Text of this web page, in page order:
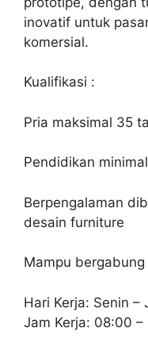
inovatif untuk
komersial.
Kualifikasi :
Pria maksimal 35
Pendidikan
Berpengalaman
desain furniture
Mampu bergabung
Hari Kerja: Senin –
Jam Kerja: 08:00 –